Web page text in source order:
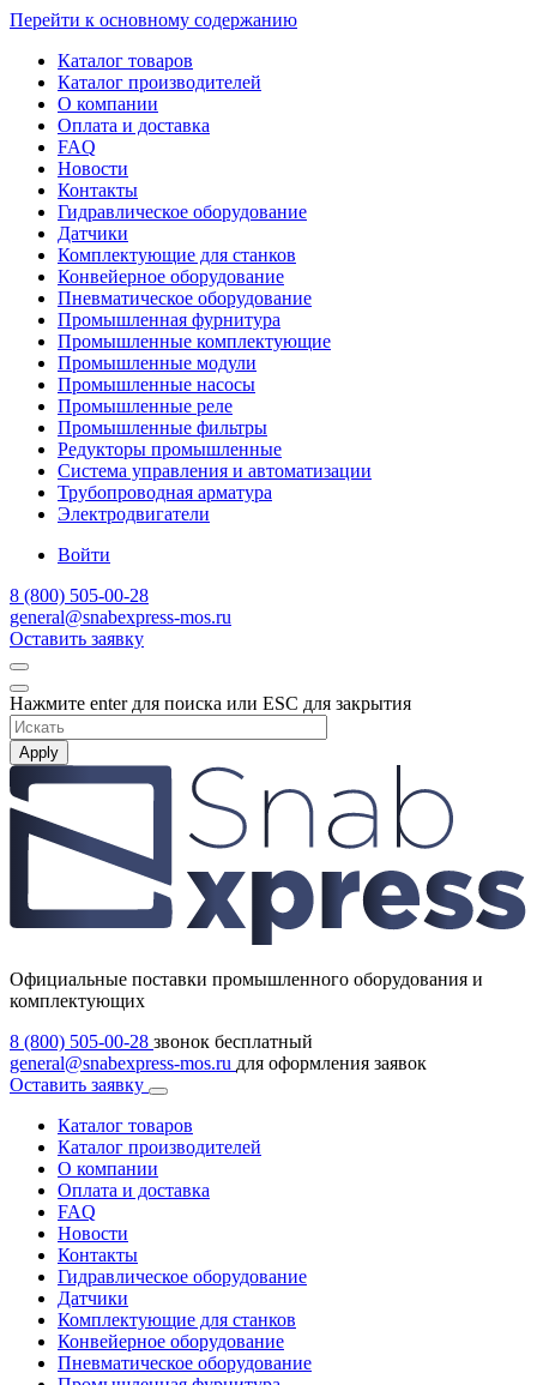
Перейти к основному содержанию
Каталог товаров
Каталог производителей
О компании
Оплата и доставка
FAQ
Новости
Контакты
Гидравлическое оборудование
Датчики
Комплектующие для станков
Конвейерное оборудование
Пневматическое оборудование
Промышленная фурнитура
Промышленные комплектующие
Промышленные модули
Промышленные насосы
Промышленные реле
Промышленные фильтры
Редукторы промышленные
Система управления и автоматизации
Трубопроводная арматура
Электродвигатели
Войти
8 (800) 505-00-28
general@snabexpress-mos.ru
Оставить заявку
Нажмите enter для поиска или ESC для закрытия
Apply
Официальные поставки промышленного оборудования и
комплектующих
8 (800) 505-00-28 звонок бесплатный
general@snabexpress-mos.ru для оформления заявок
Оставить заявку
Каталог товаров
Каталог производителей
О компании
Оплата и доставка
FAQ
Новости
Контакты
Гидравлическое оборудование
Датчики
Комплектующие для станков
Конвейерное оборудование
Пневматическое оборудование